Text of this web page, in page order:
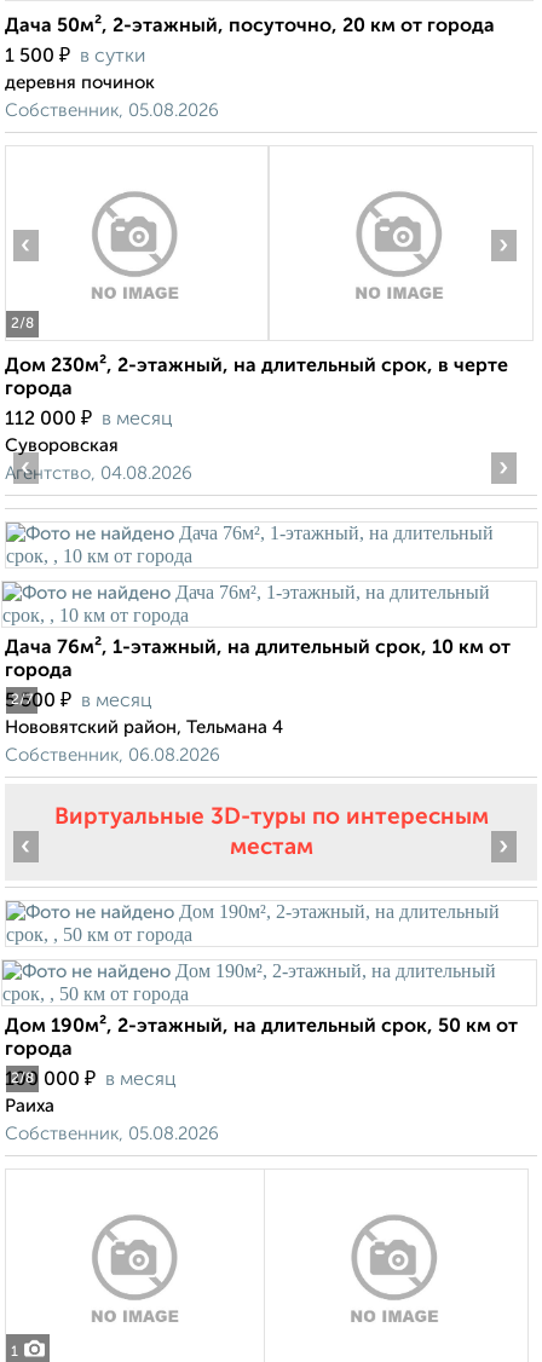
Дача 50м², 2-этажный, посуточно, 20 км от города
1 500 ₽ в сутки
деревня починок
Собственник, 05.08.2026
2/8
‹ ›
Дом 230м², 2-этажный, на длительный срок, в черте
города
112 000 ₽ в месяц
Суворовская
Агентство, 04.08.2026
2/7
‹ ›
Дача 76м², 1-этажный, на длительный срок, 10 км от
города
5 500 ₽ в месяц
Нововятский район, Тельмана 4
Собственник, 06.08.2026
Виртуальные 3D-туры по интересным
местам
2/8
‹ ›
Дом 190м², 2-этажный, на длительный срок, 50 км от
города
100 000 ₽ в месяц
Раиха
Собственник, 05.08.2026
1